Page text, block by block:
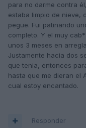
para no darme contra
estaba limpio de nieve,
pegue. Fui patinando
completo. Y el muy
unos 3 meses en
Justamente hacia dos
que tenia, entonces
hasta que me dieran el
cual estoy encantado.
Responder